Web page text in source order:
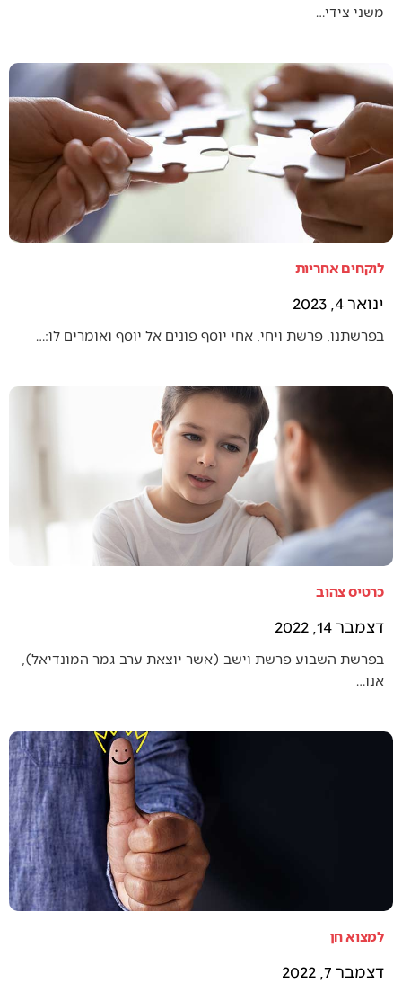
משני צידי…
לוקחים אחריות
ינואר 4, 2023
בפרשתנו, פרשת ויחי, אחי יוסף פונים אל יוסף ואומרים לו:…
כרטיס צהוב
דצמבר 14, 2022
בפרשת השבוע פרשת וישב (אשר יוצאת ערב גמר המונדיאל),
אנו…
למצוא חן
דצמבר 7, 2022